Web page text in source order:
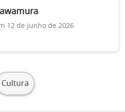
12 de junho de 2026
Cultura